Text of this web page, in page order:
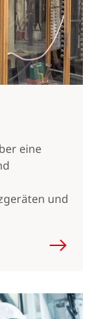
eine
und